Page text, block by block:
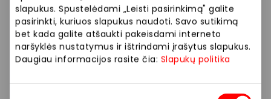
slapukus. Spustelėdami „Leisti pasirinkimą" galite
pasirinkti, kuriuos slapukus naudoti. Savo sutikimą
bet kada galite atšaukti pakeisdami interneto
naršyklės nustatymus ir ištrindami įrašytus slapukus.
Daugiau informacijos rasite čia: Slapukų politika
tiems, kurie mėgsta kažką ypatingo. Taip pat yra
kalbančių žaislų ir mokomųjų rinkinių, skirtų 0-16
metų vaikams.
Taip pat turime aksesuarų moksleiviams ir